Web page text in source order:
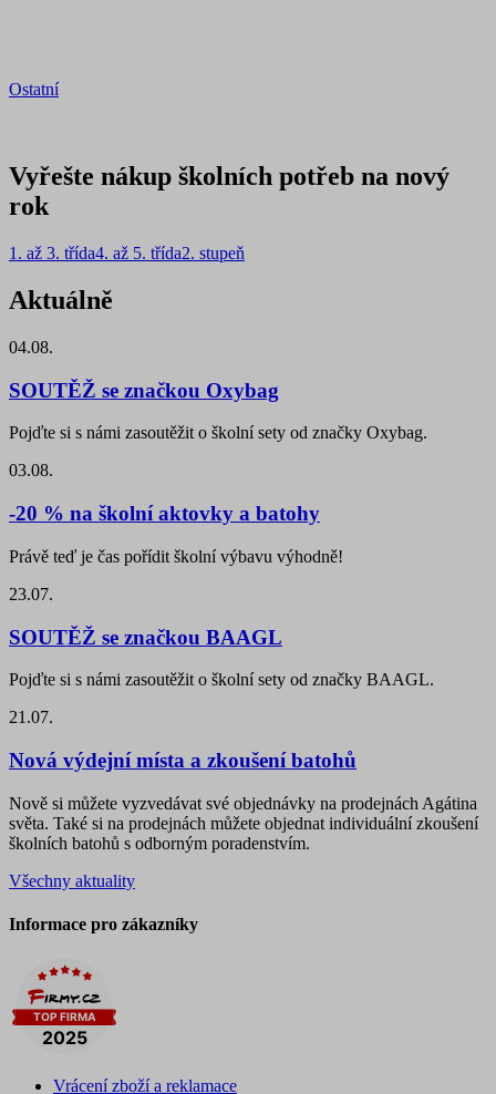
Ostatní
Vyřešte nákup školních potřeb na nový
rok
1. až 3. třída4. až 5. třída2. stupeň
Aktuálně
04.08.
SOUTĚŽ se značkou Oxybag
Pojďte si s námi zasoutěžit o školní sety od značky Oxybag.
03.08.
-20 % na školní aktovky a batohy
Právě teď je čas pořídit školní výbavu výhodně!
23.07.
SOUTĚŽ se značkou BAAGL
Pojďte si s námi zasoutěžit o školní sety od značky BAAGL.
21.07.
Nová výdejní místa a zkoušení batohů
Nově si můžete vyzvedávat své objednávky na prodejnách Agátina
světa. Také si na prodejnách můžete objednat individuální zkoušení
školních batohů s odborným poradenstvím.
Všechny aktuality
Informace pro zákazníky
Vrácení zboží a reklamace